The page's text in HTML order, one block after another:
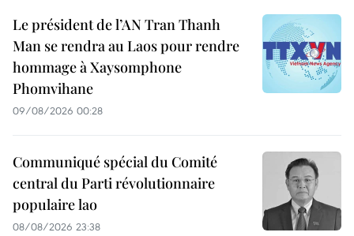
Le président de l’AN Tran Thanh
Man se rendra au Laos pour rendre
hommage à Xaysomphone
Phomvihane
09/08/2026 00:28
Communiqué spécial du Comité
central du Parti révolutionnaire
populaire lao
08/08/2026 23:38